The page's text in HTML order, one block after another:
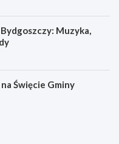
Muzyka,
Święcie Gminy